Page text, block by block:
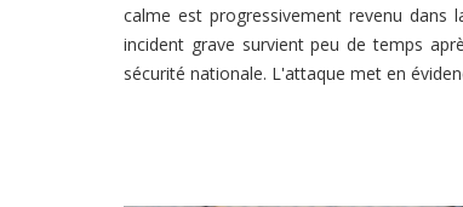
calme est progressivement revenu dans
incident grave survient peu de temps
sécurité nationale. L'attaque met en